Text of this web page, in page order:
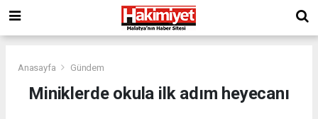
Anasayfa Gündem
Miniklerde okula ilk adım heyecanı